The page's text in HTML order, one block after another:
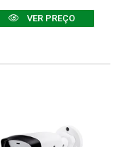
VER PREÇO